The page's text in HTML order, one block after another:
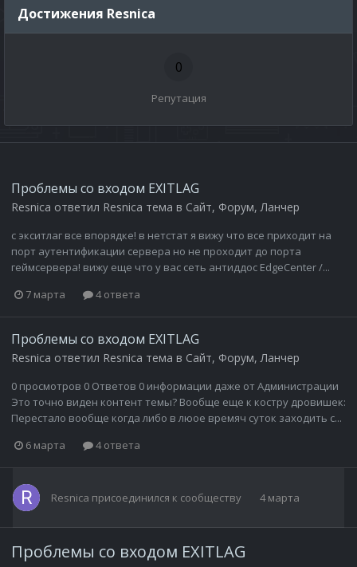
Достижения Resnica
0
Репутация
Проблемы со входом EXITLAG
Resnica ответил Resnica тема в Сайт, Форум, Ланчер
с экситлаг все впорядке! в нетстат я вижу что все приходит на
порт аутентификации сервера но не проходит до порта
геймсервера! вижу еще что у вас сеть антиддос EdgeCenter /...
7 марта
4 ответа
Проблемы со входом EXITLAG
Resnica ответил Resnica тема в Сайт, Форум, Ланчер
0 просмотров 0 Ответов 0 информации даже от Администрации
Это точно виден контент темы? Вообще еще к костру дровишек:
Перестало вообще когда либо в люое времяч суток заходить с...
6 марта
4 ответа
Resnica присоединился к сообществу 4 марта
Проблемы со входом EXITLAG